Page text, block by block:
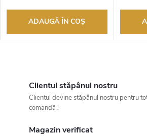
ADAUGĂ ÎN COŞ
Clientul stăpânul nostru
Clientul devine stăpânul nostru pentru
comandă !
Magazin verificat